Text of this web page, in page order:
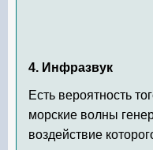
4. Инфразвук
Есть вероятность
морские волны
воздействие